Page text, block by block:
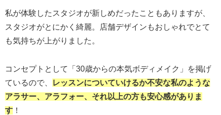
私が体験したスタジオが新しめだったこともありますが、
スタジオがとにかく綺麗。店舗デザインもおしゃれでとて
も気持ちが上がりました。
コンセプトとして「30歳からの本気ボディメイク」を掲げ
ているので、
レッスンについていけるか不安な私のような
アラサー、アラフォー、それ以上の方も安心感がありま
す ！